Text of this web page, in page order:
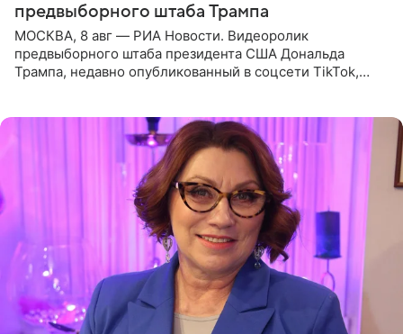
предвыборного штаба Трампа
МОСКВА, 8 авг — РИА Новости. Видеоролик
предвыборного штаба президента США Дональда
Трампа, недавно опубликованный в соцсети TikTok,